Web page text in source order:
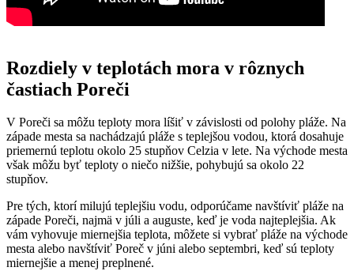
Rozdiely v teplotách mora v rôznych
častiach Poreči
V Poreči sa môžu teploty mora líšiť v závislosti od polohy pláže. Na
západe mesta sa nachádzajú pláže s teplejšou vodou, ktorá dosahuje
priemernú teplotu okolo 25 stupňov Celzia v lete. Na východe mesta
však môžu byť teploty o niečo nižšie, pohybujú sa okolo 22
stupňov.
Pre tých, ktorí milujú teplejšiu vodu, odporúčame navštíviť pláže na
západe Poreči, najmä v júli a auguste, keď je voda najteplejšia. Ak
vám vyhovuje miernejšia teplota, môžete si vybrať pláže na východe
mesta alebo navštíviť Poreč v júni alebo septembri, keď sú teploty
miernejšie a menej preplnené.